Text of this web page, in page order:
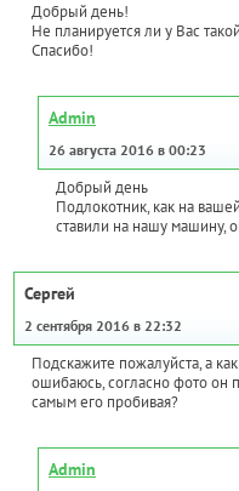
Добрый день!
Не планируется ли у Вас
Спасибо!
Admin
26 августа 2016 в 00:23
Добрый день
Подлокотник, как на
ставили на нашу машину,
Сергей
2 сентября 2016 в 22:32
Подскажите пожалуйста, а
ошибаюсь, согласно фото он
самым его пробивая?
Admin